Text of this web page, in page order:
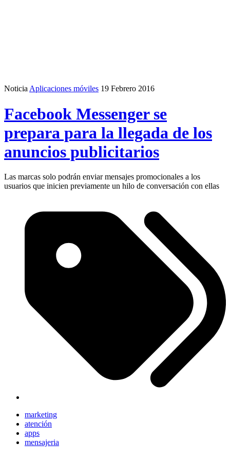
Noticia Aplicaciones móviles 19 Febrero 2016
Facebook Messenger se
prepara para la llegada de los
anuncios publicitarios
Las marcas solo podrán enviar mensajes promocionales a los
usuarios que inicien previamente un hilo de conversación con ellas
marketing
atención
apps
mensajeria